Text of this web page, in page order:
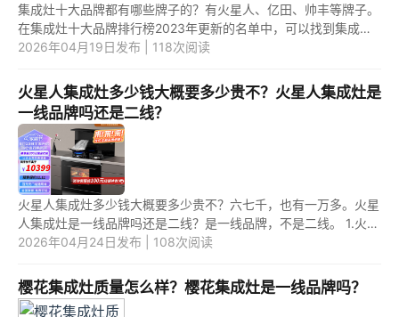
集成灶十大品牌都有哪些牌子的？有火星人、亿田、帅丰等牌子。
在集成灶十大品牌排行榜2023年更新的名单中，可以找到集成灶
十大品牌前十名。 1.火星人集成灶 1.1.火星人集成灶T7BC 集成灶
2026年04月19日发布 | 118次阅读
火星人集成灶多少钱大概要多少贵不？火星人集成灶是
一线品牌吗还是二线？
火星人集成灶多少钱大概要多少贵不？六七千，也有一万多。火星
人集成灶是一线品牌吗还是二线？是一线品牌，不是二线。 1.火星
人集成灶多少钱大概要多少贵不？ 火星人集成灶，有六七千元，
2026年04月24日发布 | 108次阅读
樱花集成灶质量怎么样？樱花集成灶是一线品牌吗？